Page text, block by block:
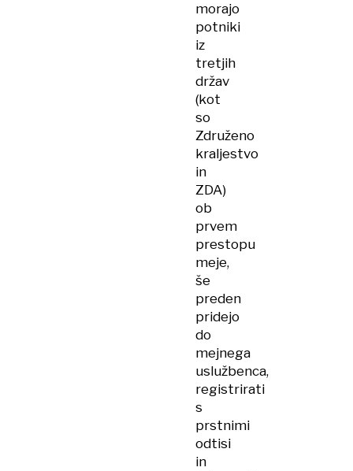
morajo
potniki
iz
tretjih
držav
(kot
so
Združeno
kraljestvo
in
ZDA)
ob
prvem
prestopu
meje,
še
preden
pridejo
do
mejnega
uslužbenca,
registrirati
s
prstnimi
odtisi
in